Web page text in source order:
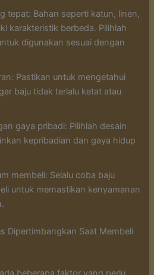
tepat: Bahan seperti katun, linen,
karakteristik berbeda. Pilihlah
digunakan sesuai dengan
Pastikan untuk mengetahui
baju tidak terlalu ketat atau
gaya pribadi: Pilihlah desain
kepribadian dan gaya hidup
membeli: Selalu coba baju
untuk memastikan kenyamanan
Dipertimbangkan Saat Membeli